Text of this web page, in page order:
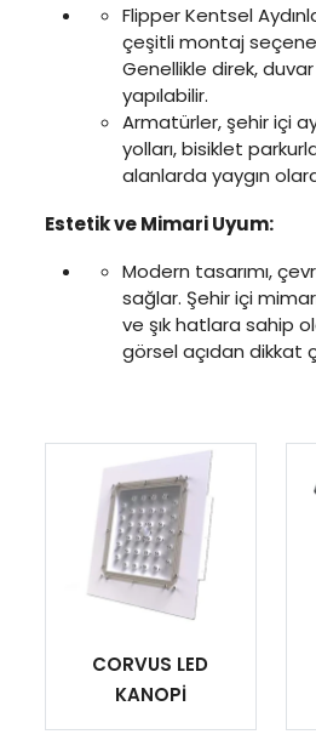
Flipper Kentsel
çeşitli montaj
Genellikle direk,
yapılabilir.
Armatürler, şehir içi
yolları, bisiklet
alanlarda yaygın
Estetik ve Mimari Uyum:
Modern tasarımı,
sağlar. Şehir içi
ve şık hatlara sahip
görsel açıdan dikkat
CORVUS LED
KANOPİ